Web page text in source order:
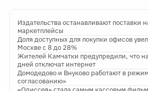
Издательства останавливают поставки
маркетплейсы
Доля доступных для покупки офисов
Москве с 8 до 28%
Жителей Камчатки предупредили, что
дней отключат интернет
Домодедово и Внуково работают в
согласованию»